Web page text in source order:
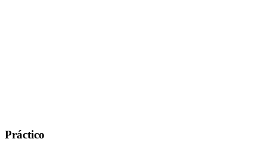
Práctico